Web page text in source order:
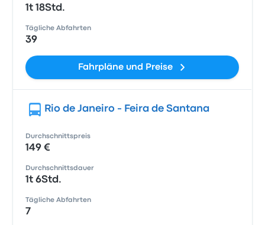
1t 18Std.
Tägliche Abfahrten
39
Fahrpläne und Preise
Rio de Janeiro - Feira de Santana
Durchschnittspreis
149 €
Durchschnittsdauer
1t 6Std.
Tägliche Abfahrten
7